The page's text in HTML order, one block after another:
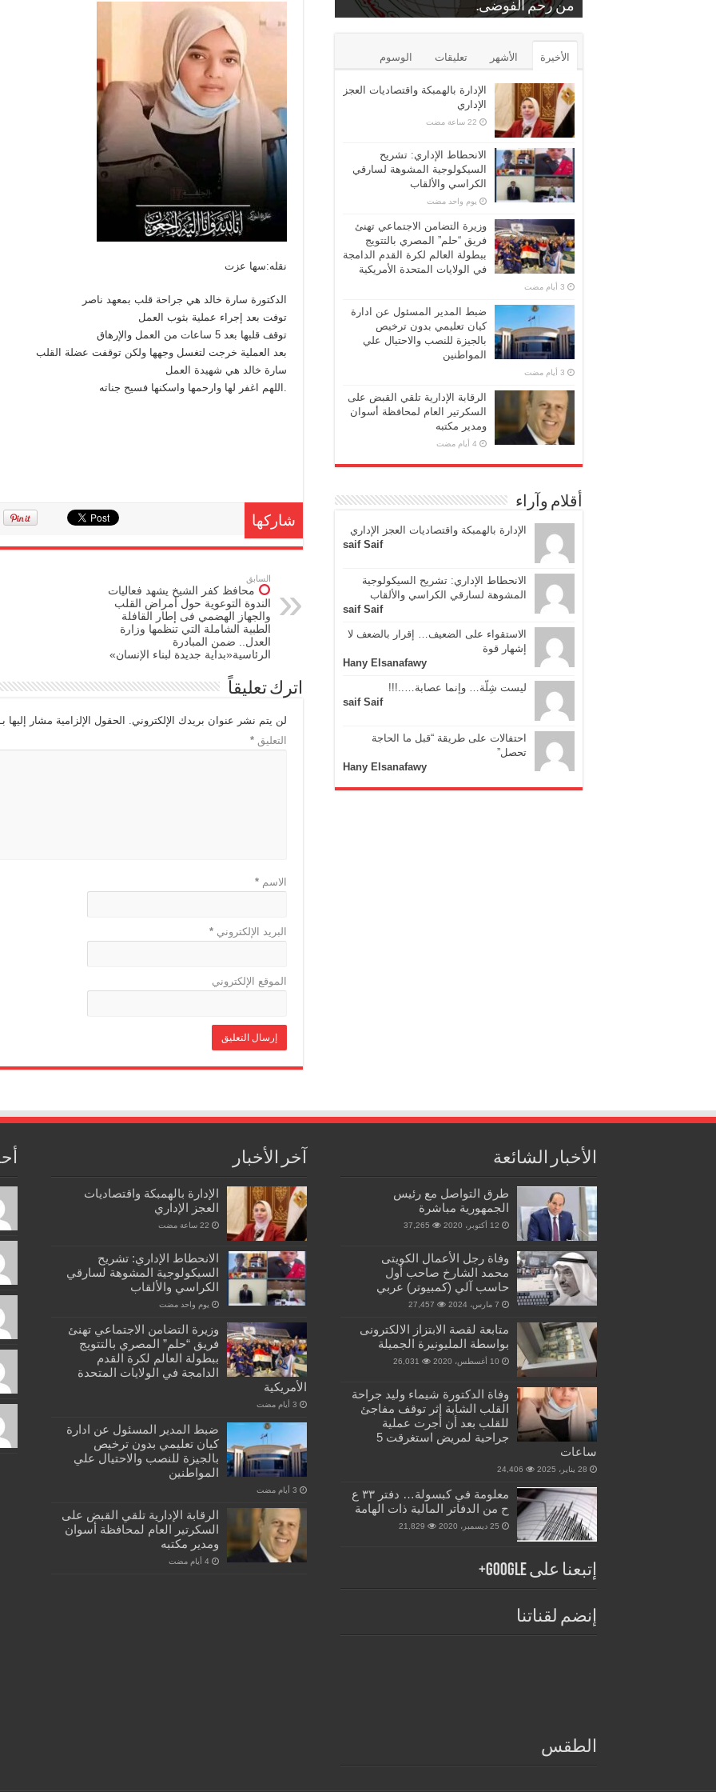
نقله:سها عزت
الدكتورة سارة خالد هي جراحة قلب بمعهد ناصر
توفت بعد إجراء عملية بثوب العمل
توقف قلبها بعد 5 ساعات من العمل والإرهاق
بعد العملية خرجت لتغسل وجهها ولكن توقفت عضلة القلب
سارة خالد هي شهيدة العمل
.اللهم اغفر لها وارحمها واسكنها فسيح جناته
شاركها
السابق
محافظ كفر الشيخ يشهد فعاليات
الندوة التوعوية حول أمراض القلب
والجهاز الهضمي فى إطار القافلة
الطبية الشاملة التي تنظمها وزارة
العدل.. ضمن المبادرة
الرئاسية«بداية جديدة لبناء الإنسان»
اترك تعليقاً
لن يتم نشر عنوان بريدك الإلكتروني.
الحقول الإلزامية مشار إليها
التعليق *
الاسم *
البريد الإلكتروني *
الموقع الإلكتروني
من رحم الفوضى.
برونزية كأس مصر للتايكوندو
الشرب عن مركز الرياض بكفر الشيخ
بيع بالمزاد العلني…محكمه المحله الكبرى
بمنشة الشرقية
محامين كفرالشيخ الاستاذ فراج زعفان
د. عايدة عبدالبارى.
الأخيرة الأشهر تعليقات الوسوم
الإدارة بالهمبكة واقتصاديات العجز
الإداري
الانحطاط الإداري: تشريح
السيكولوجية المشوهة لسارقي
الكراسي والألقاب
‏يوم واحد مضت
وزيرة التضامن الاجتماعي تهنئ
فريق “حلم” المصري بالتتويج
ببطولة العالم لكرة القدم الدامجة
في الولايات المتحدة الأمريكية
ضبط المدير المسئول عن ادارة
كيان تعليمي بدون ترخيص
بالجيزة للنصب والاحتيال علي
المواطنين
الرقابة الإدارية تلقي القبض على
السكرتير العام لمحافظة أسوان
ومدير مكتبه
أقلام وآراء
الإدارة بالهمبكة واقتصاديات العجز الإداري
saif Saif
الانحطاط الإداري: تشريح السيكولوجية
المشوهة لسارقي الكراسي والألقاب
saif Saif
الاستقواء على الضعيف… إقرار بالضعف لا
إشهار قوة
Hany Elsanafawy
ليست شِلّة… وإنما عصابة…..!!!
saif Saif
احتفالات على طريقة “قبل ما الحاجة
تحصل”
Hany Elsanafawy
الأخبار الشائعة
طرق التواصل مع رئيس
الجمهورية مباشرة
12 أكتوبر، 2020 37,265
وفاة رجل الأعمال الكويتى
محمد الشارخ صاحب أول
حاسب آلي (كمبيوتر) عربي
7 مارس، 2024 27,457
متابعة لقصة الابتزاز الالكترونى
بواسطة المليونيرة الجميلة
10 أغسطس، 2020 26,031
وفاة الدكتورة شيماء وليد جراحة
القلب الشابة إثر توقف مفاجئ
للقلب بعد أن أجرت عملية
جراحية لمريض استغرقت 5
ساعات
28 يناير، 2025 24,406
معلومة في كبسولة… دفتر ٣٣ ع
ح من الدفاتر المالية ذات الهامة
25 ديسمبر، 2020 21,829
إتبعنا على Google+
إنضم لقناتنا
الطقس
آخر الأخبار
الإدارة بالهمبكة واقتصاديات
العجز الإداري
الانحطاط الإداري: تشريح
السيكولوجية المشوهة لسارقي
الكراسي والألقاب
‏يوم واحد مضت
وزيرة التضامن الاجتماعي تهنئ
فريق “حلم” المصري بالتتويج
ببطولة العالم لكرة القدم
الدامجة في الولايات المتحدة
الأمريكية
ضبط المدير المسئول عن ادارة
كيان تعليمي بدون ترخيص
بالجيزة للنصب والاحتيال علي
المواطنين
الرقابة الإدارية تلقي القبض على
السكرتير العام لمحافظة أسوان
ومدير مكتبه